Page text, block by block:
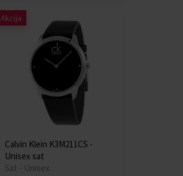
Akcija
Calvin Klein K3M211CS -
Unisex sat
Sat - Unisex